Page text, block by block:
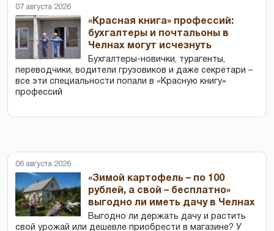
07 августа 2026
«Красная книга» профессий:
бухгалтеры и почтальоны в
Челнах могут исчезнуть
Бухгалтеры-новички, тур­агенты,
переводчики, водители грузовиков и даже секретари –
все эти специальности попали в «Красную книгу»
профессий
06 августа 2026
«Зимой картофель – по 100
рублей, а свой – бесплатно»
выгодно ли иметь дачу в Челнах
Выгодно ли держать дачу и растить
свой урожай или дешевле приобрести в магазине? У